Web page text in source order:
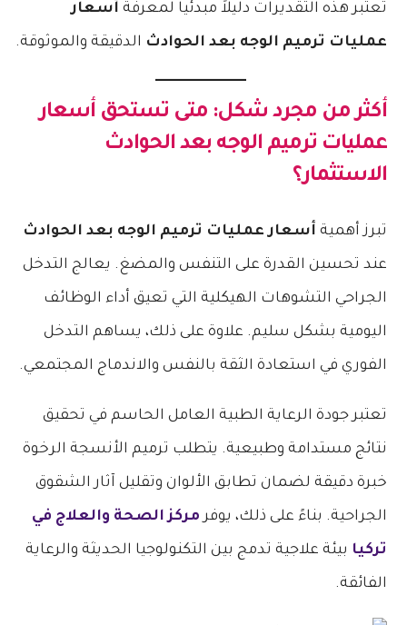
تعتبر هذه التقديرات دليلاً مبدئياً لمعرفة أسعار
عمليات ترميم الوجه بعد الحوادث الدقيقة والموثوقة.
أكثر من مجرد شكل: متى تستحق أسعار
عمليات ترميم الوجه بعد الحوادث
الاستثمار؟
تبرز أهمية أسعار عمليات ترميم الوجه بعد الحوادث
عند تحسين القدرة على التنفس والمضغ. يعالج التدخل
الجراحي التشوهات الهيكلية التي تعيق أداء الوظائف
اليومية بشكل سليم. علاوة على ذلك، يساهم التدخل
الفوري في استعادة الثقة بالنفس والاندماج المجتمعي.
تعتبر جودة الرعاية الطبية العامل الحاسم في تحقيق
نتائج مستدامة وطبيعية. يتطلب ترميم الأنسجة الرخوة
خبرة دقيقة لضمان تطابق الألوان وتقليل آثار الشقوق
الجراحية. بناءً على ذلك، يوفرمركز الصحة والعلاج في
تركيا بيئة علاجية تدمج بين التكنولوجيا الحديثة والرعاية
الفائقة.